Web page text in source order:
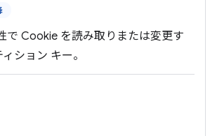
で Cookie を読み取りまたは変更す
ション キー。